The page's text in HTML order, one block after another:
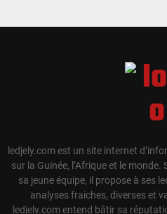
ledjely.com est un site internet
sur la Guinée, l’Afrique et le
sa jeune équipe, il propose à ses
analyses fraiches, diverses et
ledjely.com entend bâtir sa